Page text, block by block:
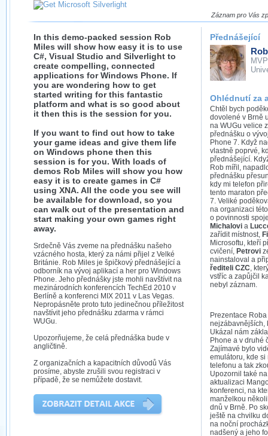
Stránka se sama rozhodne, na základě toho, jaké
technologie podporuje Váš prohlížeč, který přehrávač
použít, abyste záznam mohli sledovat v nejvyšší
možné kvalitě.
Stahování záznamů
Víme, že občas chcete sledovat záznamy i v místech,
kde není připojení k internetu, což současný přehrávač
neumožňuje, proto umožňujeme stahování vybraných
záznamů.
Velmi staré záznamy máme historicky uložené
ve formátu, který není vhodný pro stahování,
proto je ke stažení nenabízíme.
Záznam pro Vás
In this demo-packed session Rob
Miles will show how easy it is to use
C#, Visual Studio and Silverlight to
create compelling, connected
applications for Windows Phone. If
you are wondering how to get
started writing for this fantastic
platform and what is so good about
it then this is the session for you.
If you want to find out how to take
your game ideas and give them life
on Windows phone then this
session is for you. With loads of
demos Rob Miles will show you how
easy it is to create games in C#
using XNA. All the code you see will
be available for download, so you
can walk out of the presentation and
start making your own games right
away.
Srdečně Vás zveme na přednášku našeho
vzácného hosta, který za námi přijel z Velké
Británie. Rob Miles je špičkový přednášející a
odborník na vývoj aplikací a her pro Windows
Phone. Jeho přednášky jste mohli navštívit na
mezinárodních konferencích TechEd 2010 v
Berlíně a konferenci MIX 2011 v Las Vegas.
Nepropásněte proto tuto jedinečnou příležitost
navštívit jeho přednášku zdarma v rámci
WUGu.
Upozorňujeme, že celá přednáška bude v
angličtině.
Z organizačních a kapacitních důvodů Vás
prosíme, abyste zrušili svou registraci v
případě, že se nemůžete dostavit.
Přednášející
MVP
Ohlédnutí za
Chtěl bych
dovolené v Brně
na WUGu velice
přednášku o
Phone 7. Když
vlastně poprvé,
přednášející.
Rob mířil,
přednášku
kdy mi telefon
tento maraton
7. Veliké
na organizaci
o povinnosti
Michalovi a
zařídit místnost,
Microsoftu, kteří
cvičení, Petrovi
nainstaloval a
řediteli CZC,
vstříc a zapůjčil
nebyl záznam.
Prezentace
nejzábavnějších,
Ukázal nám
Phone a v druhé
Zajímavé bylo
emulátoru, kde
telefonu a tak
Upozornil také
aktualizaci
konferenci, na
manželkou
dnů v Brně. Po
ještě na chvilku
na noční
nadšený a jeho